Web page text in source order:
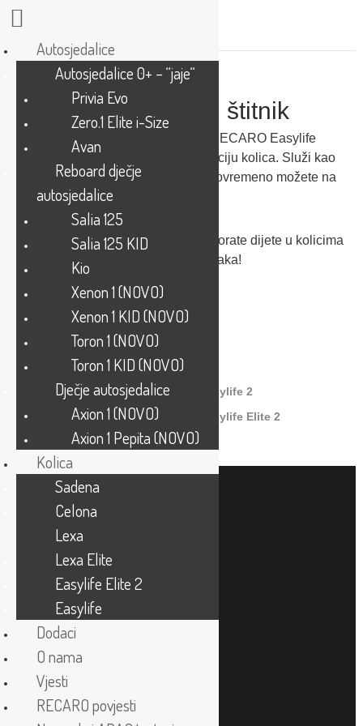
Easylife sigurnosni štitnik
Sigurnosni štitnik za dječja kolica RECARO Easylife
jednostavno namjestite na konstrukciju kolica. Služi kao
dodatna zaštita za vaše dijete, a istovremeno možete na
zaštitu pričvrstiti igračke.
Važno: unatoč sigurnosnoj zaštiti morate dijete u kolicima
vezati sigurnosnim pojasom u 5 točaka!
Kompatibilen z:
– Easylife
– Easylife 2
– Easylife Elite
– Easylife Elite 2
| Autosjedalice
Autosjedalice 0+ – “jaje“
Dječje autosjedalice
| Kišobran kolica
| Kolica
Autosjedalice
Autosjedalice 0+ – “jaje“
Privia Evo
Zero.1 Elite i-Size
Avan
Reboard dječje
autosjedalice
Salia 125
Salia 125 KID
Kio
Xenon 1 (NOVO)
Xenon 1 KID (NOVO)
Toron 1 (NOVO)
Toron 1 KID (NOVO)
Dječje autosjedalice
Axion 1 (NOVO)
Axion 1 Pepita (NOVO)
Kolica
Sadena
Celona
Lexa
Lexa Elite
Easylife Elite 2
Easylife
Dodaci
O nama
Vjesti
RECARO povjesti